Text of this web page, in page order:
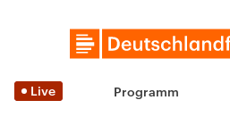
Live Programm